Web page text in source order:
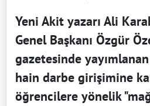
Yeni Akit yazarı Ali
Genel Başkanı Özgür
gazetesinde
hain darbe girişimine
öğrencilere yönelik